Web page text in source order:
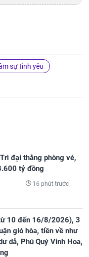
sự tình yêu
đại thắng phòng vé,
tỷ đồng
16 phút trước
10 đến 16/8/2026), 3
gió hòa, tiền về như
dả, Phú Quý Vinh Hoa,